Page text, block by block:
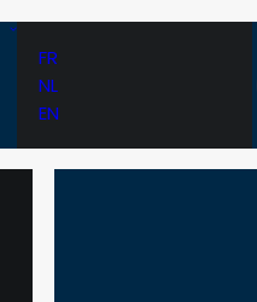
FR
NL
EN